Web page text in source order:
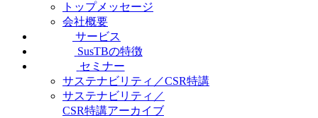
トップメッセージ
会社概要
サービス
SusTBの特徴
セミナー
サステナビリティ／CSR特講
サステナビリティ／
CSR特講アーカイブ